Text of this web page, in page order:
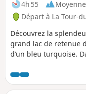
château de la Tour de
4h 55
Moyenne
Départ à La Tour-
Découvrez la
grand lac de retenue
d’un bleu turquoise.
abruptes avec de